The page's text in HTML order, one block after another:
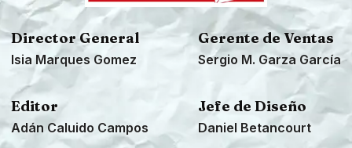
Director General
Isia Marques Gomez
Gerente de Ventas
Sergio M. Garza García
Editor
Adán Caluido Campos
Jefe de Diseño
Daniel Betancourt